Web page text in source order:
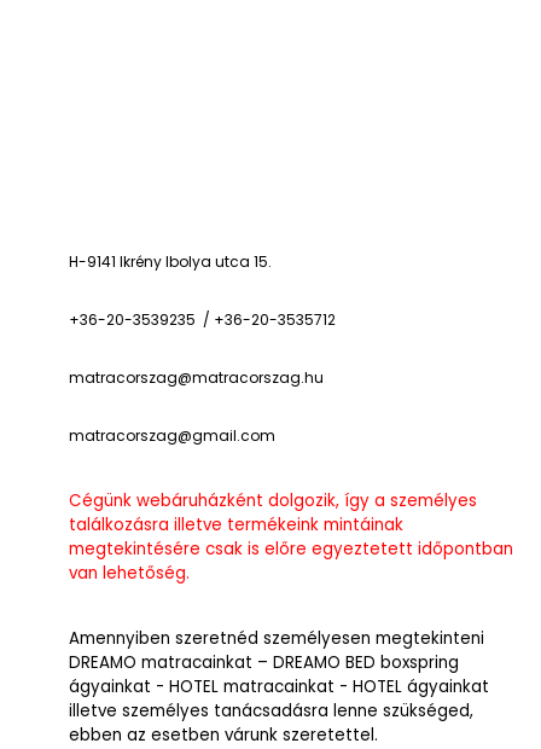
H-9141 Ikrény Ibolya utca 15.
+36-20-3539235 / +36-20-3535712
matracorszag@matracorszag.hu
matracorszag@gmail.com
Cégünk webáruházként dolgozik, így a személyes
találkozásra illetve termékeink mintáinak
megtekintésére csak is előre egyeztetett időpontban
van lehetőség.
Amennyiben szeretnéd személyesen megtekinteni
DREAMO matracainkat – DREAMO BED boxspring
ágyainkat - HOTEL matracainkat - HOTEL ágyainkat
illetve személyes tanácsadásra lenne szükséged,
ebben az esetben várunk szeretettel.